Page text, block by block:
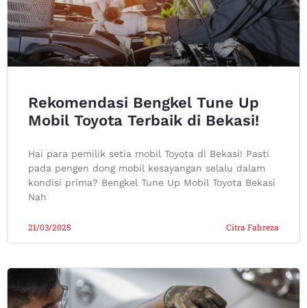
Rekomendasi Bengkel Tune Up
Mobil Toyota Terbaik di Bekasi!
Hai para pemilik setia mobil Toyota di Bekasi! Pasti
pada pengen dong mobil kesayangan selalu dalam
kondisi prima? Bengkel Tune Up Mobil Toyota Bekasi
Nah
Citra Fahreza
21/03/2025